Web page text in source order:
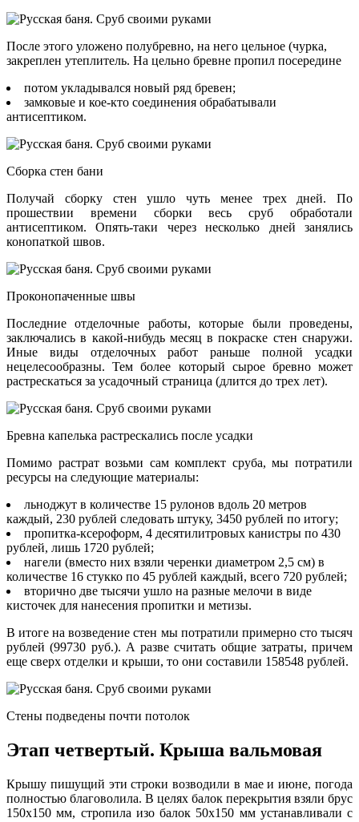
После этого уложено полубревно, на него цельное (чурка,
закреплен утеплитель. На цельно бревне пропил посередине
потом укладывался новый ряд бревен;
замковые и кое-кто соединения обрабатывали
антисептиком.
Сборка стен бани
Получай сборку стен ушло чуть менее трех дней. По
прошествии времени сборки весь сруб обработали
антисептиком. Опять-таки через несколько дней занялись
конопаткой швов.
Проконопаченные швы
Последние отделочные работы, которые были проведены,
заключались в какой-нибудь месяц в покраске стен снаружи.
Иные виды отделочных работ раньше полной усадки
нецелесообразны. Тем более который сырое бревно может
растрескаться за усадочный страница (длится до трех лет).
Бревна капелька растрескались после усадки
Помимо растрат возьми сам комплект сруба, мы потратили
ресурсы на следующие материалы:
льноджут в количестве 15 рулонов вдоль 20 метров
каждый, 230 рублей следовать штуку, 3450 рублей по итогу;
пропитка-ксероформ, 4 десятилитровых канистры по 430
рублей, лишь 1720 рублей;
нагели (вместо них взяли черенки диаметром 2,5 см) в
количестве 16 стукко по 45 рублей каждый, всего 720 рублей;
вторично две тысячи ушло на разные мелочи в виде
кисточек для нанесения пропитки и метизы.
В итоге на возведение стен мы потратили примерно сто тысяч
рублей (99730 руб.). А разве считать общие затраты, причем
еще сверх отделки и крыши, то они составили 158548 рублей.
Стены подведены почти потолок
Этап четвертый. Крыша вальмовая
Крышу пишущий эти строки возводили в мае и июне, погода
полностью благоволила. В целях балок перекрытия взяли брус
150х150 мм, стропила изо балок 50х150 мм устанавливали с